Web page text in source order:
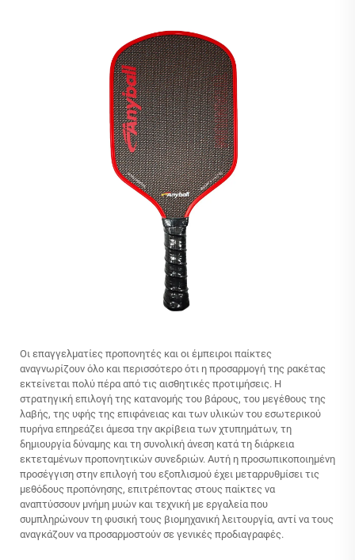
Οι επαγγελματίες προπονητές και οι έμπειροι παίκτες
αναγνωρίζουν όλο και περισσότερο ότι η προσαρμογή της ρακέτας
εκτείνεται πολύ πέρα από τις αισθητικές προτιμήσεις. Η
στρατηγική επιλογή της κατανομής του βάρους, του μεγέθους της
λαβής, της υφής της επιφάνειας και των υλικών του εσωτερικού
πυρήνα επηρεάζει άμεσα την ακρίβεια των χτυπημάτων, τη
δημιουργία δύναμης και τη συνολική άνεση κατά τη διάρκεια
εκτεταμένων προπονητικών συνεδριών. Αυτή η προσωπικοποιημένη
προσέγγιση στην επιλογή του εξοπλισμού έχει μεταρρυθμίσει τις
μεθόδους προπόνησης, επιτρέποντας στους παίκτες να
αναπτύσσουν μνήμη μυών και τεχνική με εργαλεία που
συμπληρώνουν τη φυσική τους βιομηχανική λειτουργία, αντί να τους
αναγκάζουν να προσαρμοστούν σε γενικές προδιαγραφές.